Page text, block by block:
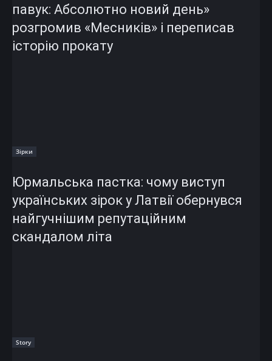
павук: Абсолютно новий день»
розгромив «Месників» і переписав
історію прокату
Зірки
Юрмальська пастка: чому виступ
українських зірок у Латвії обернувся
найгучнішим репутаційним
скандалом літа
Story